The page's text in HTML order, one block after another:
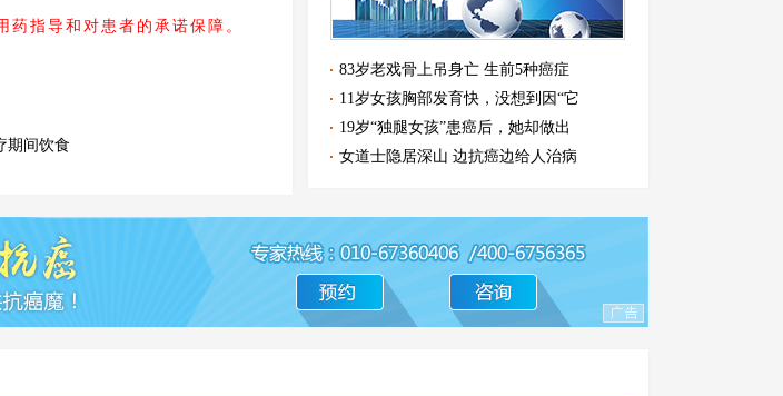
指导和对患者的承诺保障。
期间饮食
83岁老戏骨上吊身亡 生前5种癌症
11岁女孩胸部发育快，没想到因“它
19岁“独腿女孩”患癌后，她却做出
女道士隐居深山 边抗癌边给人治病